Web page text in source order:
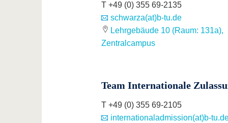
T +49 (0) 355 69-2135
schwarza(at)b-tu.de
Lehrgebäude 10 (Raum: 131a),
Zentralcampus
Team Internationale
T +49 (0) 355 69-2105
internationaladmission(at)b-